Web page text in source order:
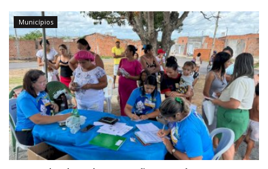
Municípios